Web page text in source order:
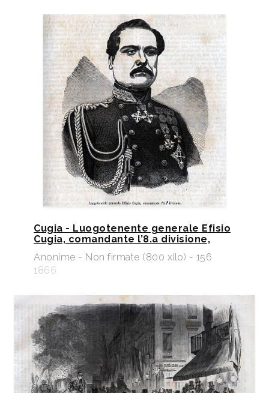
Cugia - Luogotenente generale Efisio
Cugia, comandante l’8.a divisione,
Anonime - Non firmate (800 xilo) - 156
1866